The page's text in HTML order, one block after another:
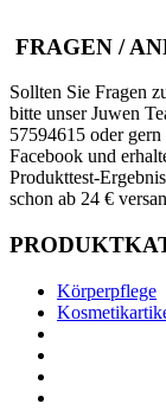
FRAGEN /
Sollten Sie Fragen
bitte unser Juwen
57594615 oder
Facebook und
Produkttest-
schon ab 24 €
Körperpflege